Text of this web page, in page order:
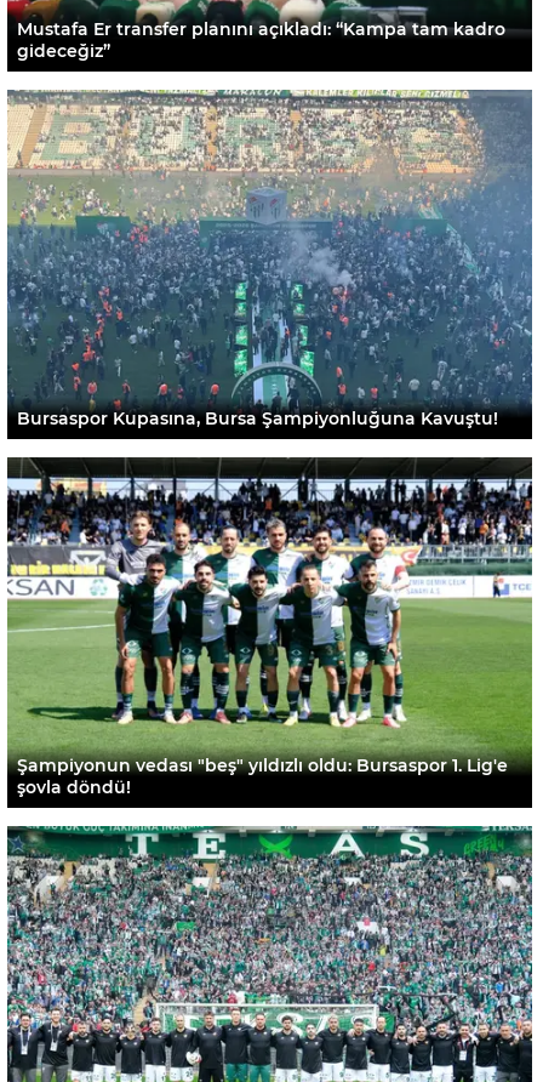
Mustafa Er transfer planını açıkladı: “Kampa tam kadro
gideceğiz”
Bursaspor Kupasına, Bursa Şampiyonluğuna Kavuştu!
Şampiyonun vedası "beş" yıldızlı oldu: Bursaspor 1. Lig'e
şovla döndü!